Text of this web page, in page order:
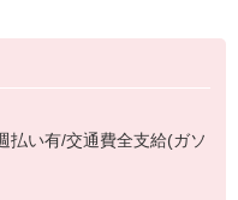
い有/交通費全支給(ガソ